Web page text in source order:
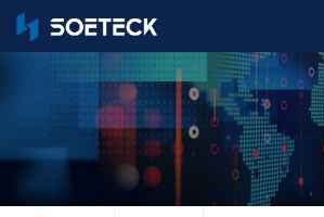
What Are You Looking